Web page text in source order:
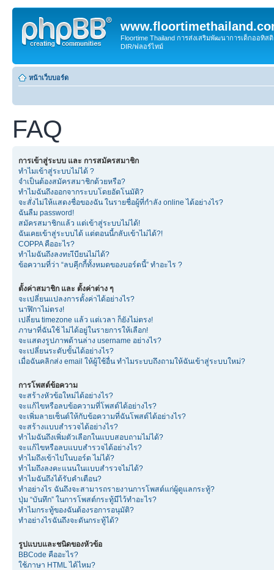
Floortime Thailand การส่งเสริมพัฒนาการเด็กออทิ
DIR/ฟลอร์ไทม์
หน้าเว็บบอร์ด
FAQ
การเข้าสู่ระบบ และ การสมัครสมาชิก
ทำไมเข้าสู่ระบบไม่ได้ ?
จำเป็นต้องสมัครสมาชิกด้วยหรือ?
ทำไมฉันถึงออกจากระบบโดยอัตโนมัติ?
จะสั่งไม่ให้แสดงชื่อของฉัน ในรายชื่อผู้ที่กำลัง online ได้อย่างไร?
ฉันลืม password!
สมัครสมาชิกแล้ว แต่เข้าสู่ระบบไม่ได้!
ฉันเคยเข้าสู่ระบบได้ แต่ตอนนี้กลับเข้าไม่ได้?!
COPPA คืออะไร?
ทำไมฉันถึงลงทะเีบียนไม่ได้?
ข้อความที่ว่า “ลบคุีกกี้ทั้งหมดของบอร์ดนี้” ทำอะไร ?
ตั้งค่าสมาชิก และ ตั้งค่าต่าง ๆ
จะเปลี่ยนแปลงการตั้งค่าได้อย่างไร?
นาฬิกาไม่ตรง!
เปลี่ยน timezone แล้ว แต่เวลา ก็ยังไม่ตรง!
ภาษาที่ฉันใช้ ไม่ได้อยู่ในรายการให้เลือก!
จะแสดงรูปภาพด้านล่าง username อย่างไร?
จะเปลี่ยนระดับขั้นได้อย่างไร?
เมื่อฉันคลิกส่ง email ให้ผู้ใช้อื่น ทำไมระบบถึงถามให้ฉันเข้าสู่ระบบใหม่?
การโพสต์ข้อความ
จะสร้างหัวข้อใหม่ได้อย่างไร?
จะแก้ไขหรือลบข้อความที่โพสต์ได้อย่างไร?
จะเพิ่มลายเซ็นต์ให้กับข้อความที่ฉันโพสต์ได้อย่างไร?
จะสร้างแบบสำรวจได้อย่างไร?
ทำไมฉันถึงเพิ่มตัวเลือกในแบบสอบถามไม่ได้?
จะแก้ไขหรือลบแบบสำรวจได้อย่างไร?
ทำไมถึงเข้าไปในบอร์ด ไม่ได้?
ทำไมถึงลงคะแนนในแบบสำรวจไม่ได้?
ทำไมฉันถึงได้รับคำเตือน?
ทำอย่างไร ฉันถึงจะสามารถรายงานการโพสต์แก่ผู้ดูแลกระทู้?
ปุ่ม “บันทึก” ในการโพสต์กระทู้มีไว้ทำอะไร?
ทำไมกระทู้ของฉันต้องรอการอนุมัติ?
ทำอย่างไรฉันถึงจะดันกระทู้ได้?
รูปแบบและชนิดของหัวข้อ
BBCode คืออะไร?
ใช้ภาษา HTML ได้ไหม?